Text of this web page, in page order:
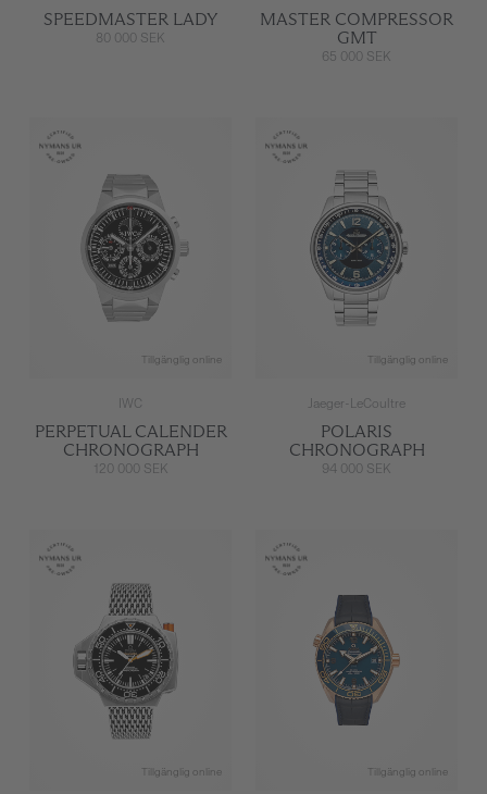
SPEEDMASTER LADY
80 000 SEK
MASTER COMPRESSOR
GMT
65 000 SEK
Tillgänglig online
IWC
PERPETUAL CALENDER
CHRONOGRAPH
120 000 SEK
Tillgänglig online
Jaeger-LeCoultre
POLARIS
CHRONOGRAPH
94 000 SEK
Tillgänglig online Tillgänglig online